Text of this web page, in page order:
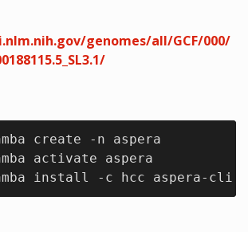
genomes/all/GCF/000/
create -n aspera
activate aspera
install -c hcc aspera-cli